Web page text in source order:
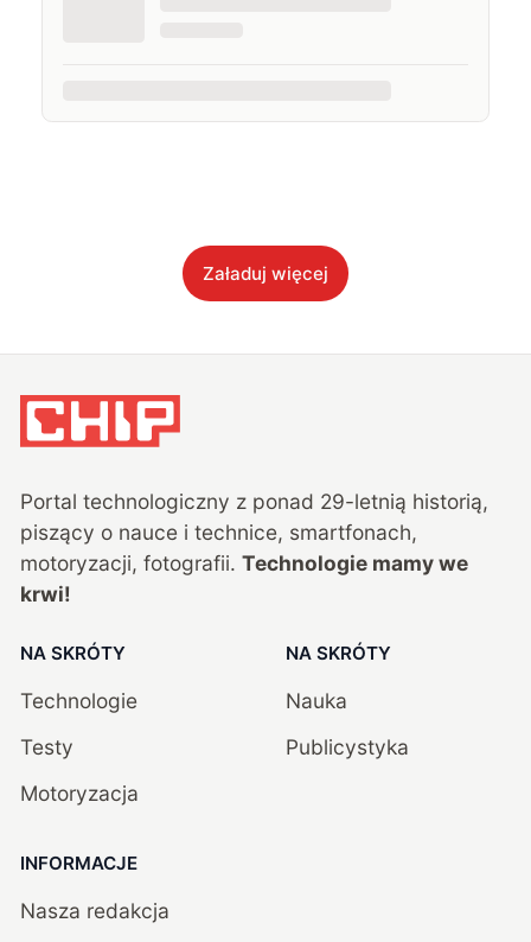
Załaduj więcej
Portal technologiczny z ponad 29-letnią historią,
piszący o nauce i technice, smartfonach,
motoryzacji, fotografii. Technologie mamy we
krwi!
NA SKRÓTY
Technologie
Testy
Motoryzacja
NA SKRÓTY
Nauka
Publicystyka
INFORMACJE
Nasza redakcja